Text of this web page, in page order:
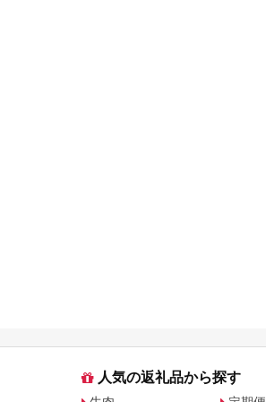
人気の返礼品から探す